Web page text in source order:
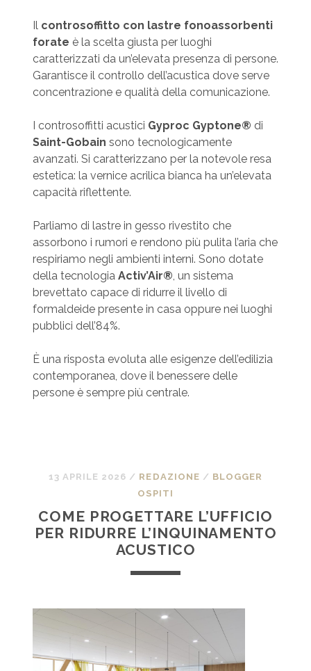
Il controsoffitto con lastre fonoassorbenti
forate è la scelta giusta per luoghi
caratterizzati da un’elevata presenza di persone.
Garantisce il controllo dell’acustica dove serve
concentrazione e qualità della comunicazione.
I controsoffitti acustici Gyproc Gyptone® di
Saint-Gobain sono tecnologicamente
avanzati. Si caratterizzano per la notevole resa
estetica: la vernice acrilica bianca ha un’elevata
capacità riflettente.
Parliamo di lastre in gesso rivestito che
assorbono i rumori e rendono più pulita l’aria che
respiriamo negli ambienti interni. Sono dotate
della tecnologia Activ’Air® , un sistema
brevettato capace di ridurre il livello di
formaldeide presente in casa oppure nei luoghi
pubblici dell’84%.
È una risposta evoluta alle esigenze dell’edilizia
contemporanea, dove il benessere delle
persone è sempre più centrale.
13 APRILE 2026 / REDAZIONE / BLOGGER
OSPITI
COME PROGETTARE L’UFFICIO
PER RIDURRE L’INQUINAMENTO
ACUSTICO